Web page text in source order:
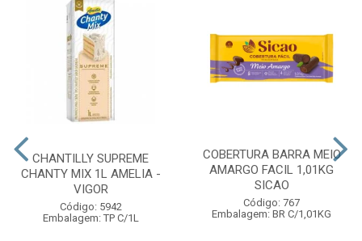
CHANTILLY SUPREME
CHANTY MIX 1L AMELIA -
VIGOR
Código: 5942
Embalagem: TP C/1L
COBERTURA BARRA MEIO
AMARGO FACIL 1,01KG
SICAO
Código: 767
Embalagem: BR C/1,01KG